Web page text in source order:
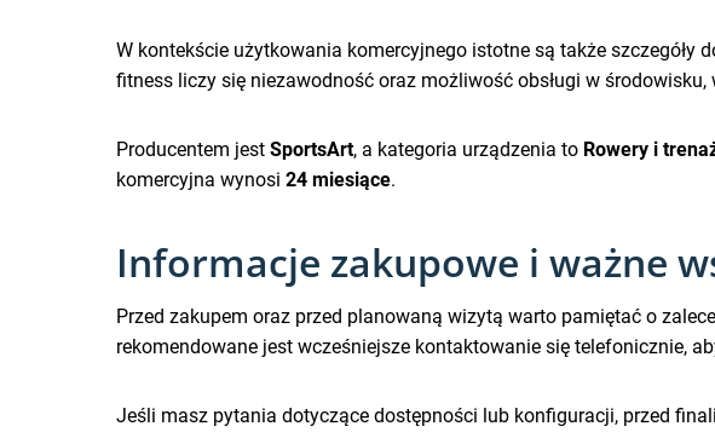
W kontekście użytkowania komercyjnego istotne są także
fitness liczy się niezawodność oraz możliwość obsługi w
Producentem jest SportsArt, a kategoria urządzenia to Rowery i
komercyjna wynosi 24 miesiące.
Informacje zakupowe i ważne
Przed zakupem oraz przed planowaną wizytą warto pamiętać o
rekomendowane jest wcześniejsze kontaktowanie się telefonicznie,
Jeśli masz pytania dotyczące dostępności lub konfiguracji, przed